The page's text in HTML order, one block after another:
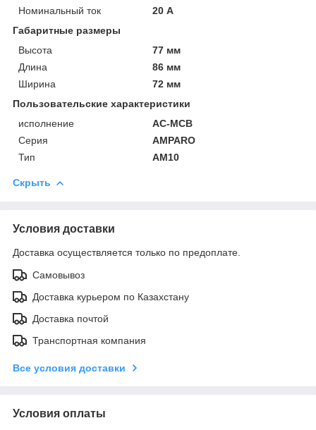
Номинальный ток
20 А
Габаритные размеры
Высота
77 мм
Длина
86 мм
Ширина
72 мм
Пользовательские характеристики
исполнение
AC-MCB
Серия
AMPARO
Тип
AM10
Скрыть
Условия доставки
Доставка осуществляется только по предоплате.
Самовывоз
Доставка курьером по Казахстану
Доставка почтой
Транспортная компания
Все условия доставки
Условия оплаты